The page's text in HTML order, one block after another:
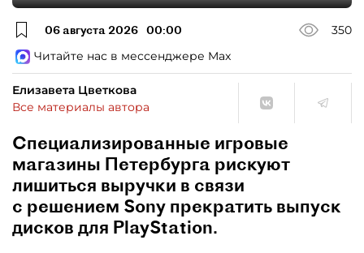
06 августа 2026 00:00
350
Читайте нас в мессенджере Max
Елизавета Цветкова
Все материалы автора
Специализированные игровые
магазины Петербурга рискуют
лишиться выручки в связи
с решением Sony прекратить выпуск
дисков для PlayStation.